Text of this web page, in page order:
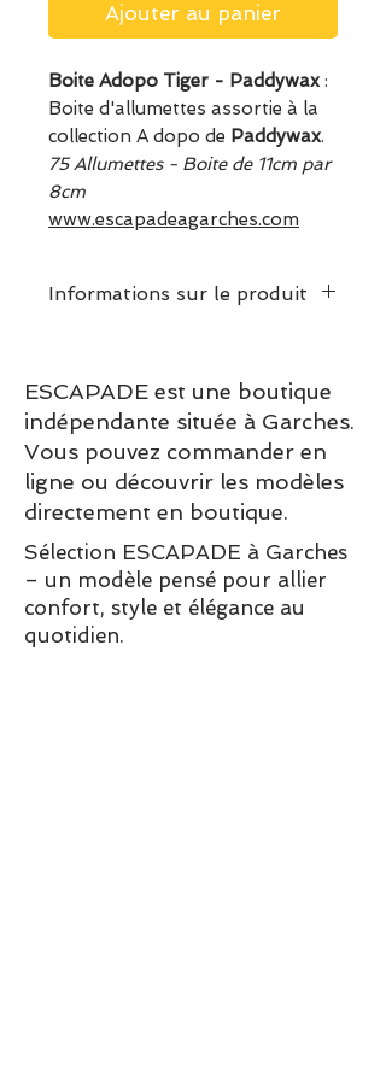
Ajouter au panier
Boite Adopo Tiger - Paddywax:
Boite d'allumettes assortie à la
collection A dopo de Paddywax.
75 Allumettes - Boite de 11cm par
8cm
www.escapadeagarches.com
Informations sur le produit
ESCAPADE est une boutique
indépendante située à Garches.
Vous pouvez commander en
ligne ou découvrir les modèles
directement en boutique.
Sélection ESCAPADE à Garches
– un modèle pensé pour allier
confort, style et élégance au
quotidien.